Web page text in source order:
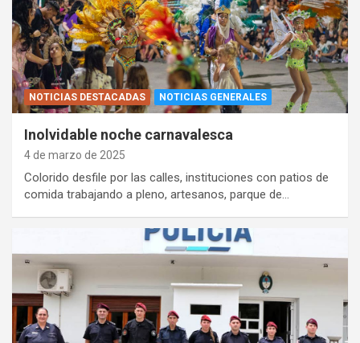
NOTICIAS DESTACADAS NOTICIAS GENERALES
Inolvidable noche carnavalesca
4 de marzo de 2025
Colorido desfile por las calles, instituciones con patios de
comida trabajando a pleno, artesanos, parque de…